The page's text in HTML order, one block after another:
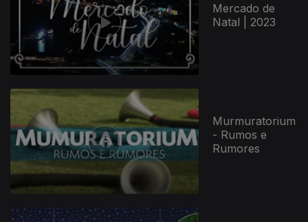
Mercado de
Natal | 2023
Murmuratorium
- Rumos e
Rumores
381549